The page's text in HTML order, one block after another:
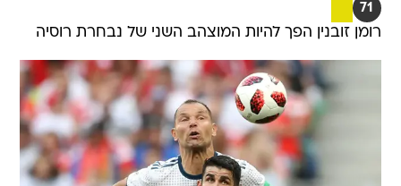
71
רומן זובנין הפך להיות המוצהב השני של נבחרת רוסיה